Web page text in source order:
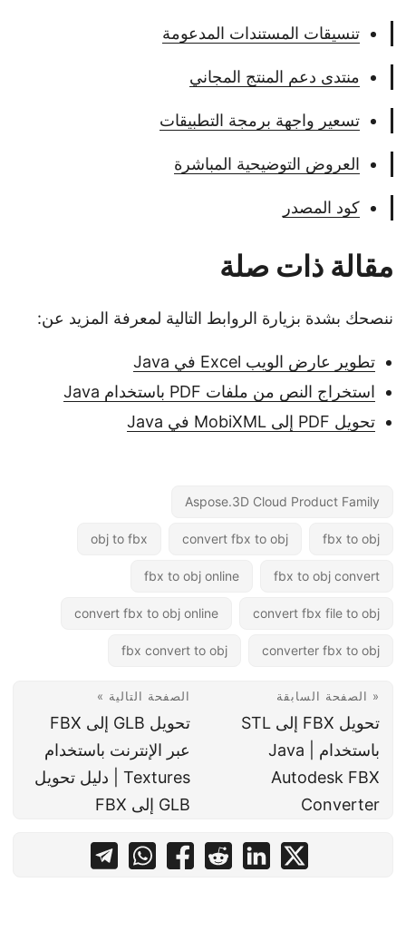
تنسيقات المستندات المدعومة
منتدى دعم المنتج المجاني
تسعير واجهة برمجة التطبيقات
العروض التوضيحية المباشرة
كود المصدر
مقالة ذات صلة
ننصحك بشدة بزيارة الروابط التالية لمعرفة المزيد عن:
تطوير عارض الويب Excel في Java
استخراج النص من ملفات PDF باستخدام Java
تحويل PDF إلى MobiXML في Java
Aspose.3D Cloud Product Family
fbx to obj
convert fbx to obj
obj to fbx
fbx to obj convert
fbx to obj online
convert fbx file to obj
convert fbx to obj online
converter fbx to obj
fbx convert to obj
« الصفحة السابقة
تحويل FBX إلى STL
باستخدام Java |
Autodesk FBX
Converter
الصفحة التالية »
تحويل GLB إلى FBX
عبر الإنترنت باستخدام
Textures | دليل تحويل
GLB إلى FBX